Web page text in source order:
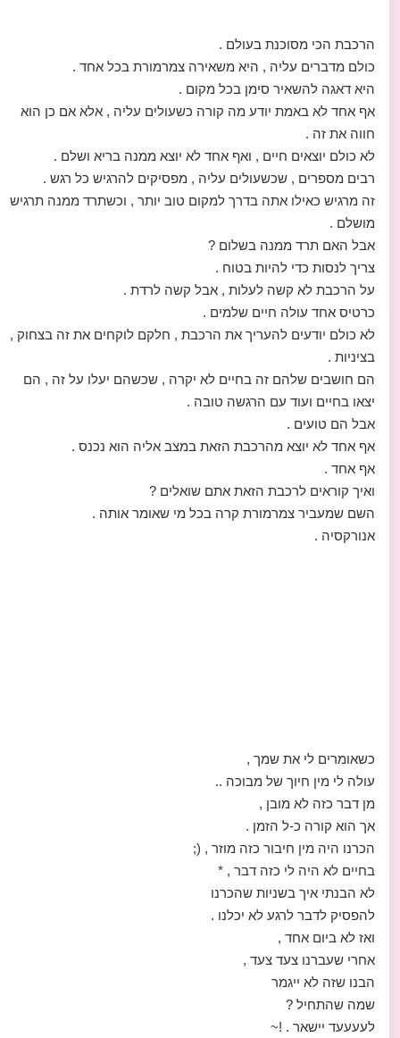
הרכבת הכי מסוכנת בעולם .
כולם מדברים עליה , היא משאירה צמרמורת בכל אחד .
היא דאגה להשאיר סימן בכל מקום .
אף אחד לא באמת יודע מה קורה כשעולים עליה , אלא אם כן הוא
חווה את זה .
לא כולם יוצאים חיים , ואף אחד לא יוצא ממנה בריא ושלם .
רבים מספרים , שכשעולים עליה , מפסיקים להרגיש כל רגש .
זה מרגיש כאילו אתה בדרך למקום טוב יותר , וכשתרד ממנה תרגיש
מושלם .
אבל האם תרד ממנה בשלום ?
צריך לנסות כדי להיות בטוח .
על הרכבת לא קשה לעלות , אבל קשה לרדת .
כרטיס אחד עולה חיים שלמים .
לא כולם יודעים להעריך את הרכבת , חלקם לוקחים את זה בצחוק ,
בציניות .
הם חושבים שלהם זה בחיים לא יקרה , שכשהם יעלו על זה , הם
יצאו בחיים ועוד עם הרגשה טובה .
אבל הם טועים .
אף אחד לא יוצא מהרכבת הזאת במצב אליה הוא נכנס .
אף אחד .
ואיך קוראים לרכבת הזאת אתם שואלים ?
השם שמעביר צמרמורת קרה בכל מי שאומר אותה .
אנורקסיה .
כשאומרים לי את שמך ,
עולה לי מין חיוך של מבוכה ..
מן דבר כזה לא מובן ,
אך הוא קורה כ-ל הזמן .
הכרנו היה מין חיבור כזה מוזר , (;
בחיים לא היה לי כזה דבר , *
לא הבנתי איך בשניות שהכרנו
להפסיק לדבר לרגע לא יכלנו .
ואז לא ביום אחד ,
אחרי שעברנו צעד צעד ,
הבנו שזה לא ייגמר
שמה שהתחיל ?
לעעעעד יישאר . !~